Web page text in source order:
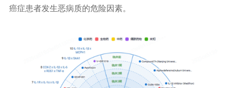
癌症患者发生恶病质的危险因素。